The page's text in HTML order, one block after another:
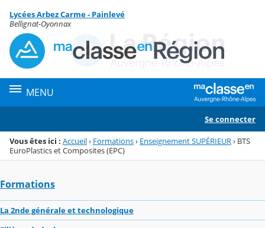
Menu de la rubrique
Contenu
Lycées Arbez Carme - Painlevé
Bellignat-Oyonnax
MENU
Se connecter
Vous êtes ici : Accueil› Formations› Enseignement SUPÉRIEUR› BTS
EuroPlastics et Composites (EPC)
Formations
La 2nde générale et technologique